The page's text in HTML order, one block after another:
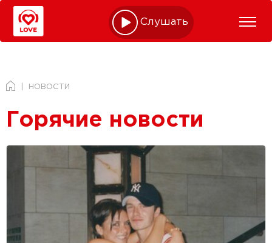
Слушать online
НОВОСТИ
Горячие новости